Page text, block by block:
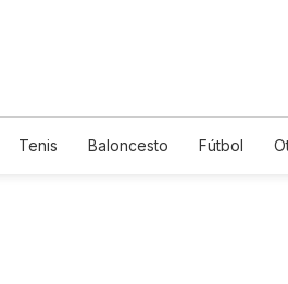
Tenis Baloncesto Fútbol